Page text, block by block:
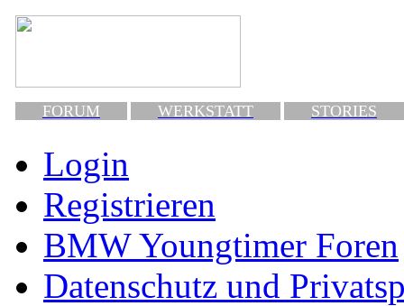
FORUM WERKSTATT STORIES
Login
Registrieren
BMW Youngtimer Foren
Datenschutz und